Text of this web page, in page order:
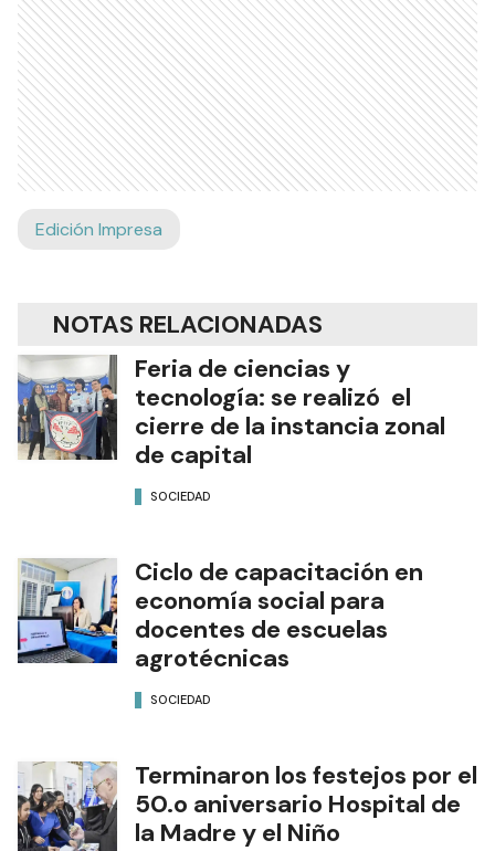
Edición Impresa
NOTAS RELACIONADAS
Feria de ciencias y
tecnología: se realizó el
cierre de la instancia zonal
de capital
SOCIEDAD
Ciclo de capacitación en
economía social para
docentes de escuelas
agrotécnicas
SOCIEDAD
Terminaron los festejos por el
50.o aniversario Hospital de
la Madre y el Niño